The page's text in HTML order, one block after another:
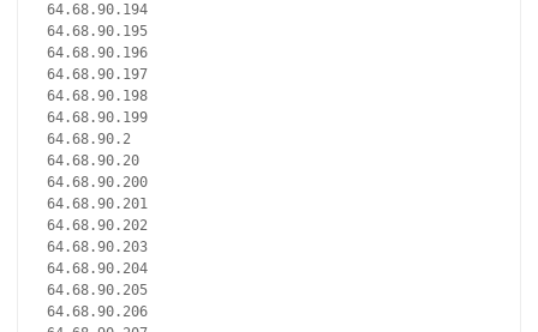
64.68.90.194
64.68.90.195
64.68.90.196
64.68.90.197
64.68.90.198
64.68.90.199
64.68.90.2
64.68.90.20
64.68.90.200
64.68.90.201
64.68.90.202
64.68.90.203
64.68.90.204
64.68.90.205
64.68.90.206